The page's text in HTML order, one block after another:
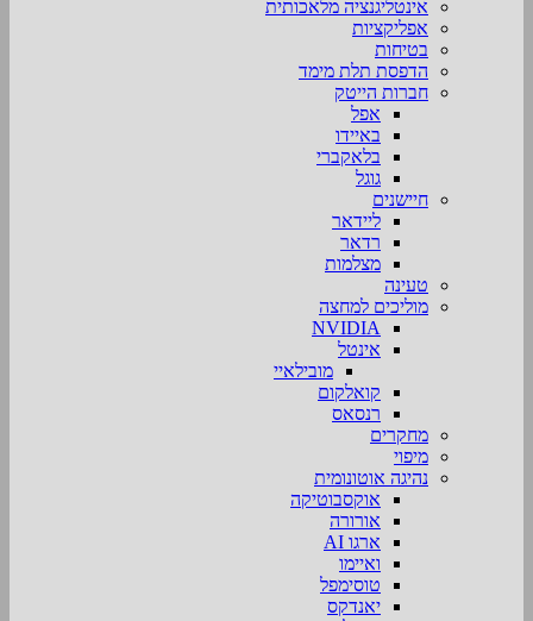
אינטליגנציה מלאכותית
אפליקציות
בטיחות
הדפסת תלת מימד
חברות הייטק
אפל
באיידו
בלאקברי
גוגל
חיישנים
ליידאר
רדאר
מצלמות
טעינה
מוליכים למחצה
NVIDIA
אינטל
מובילאיי
קואלקום
רנסאס
מחקרים
מיפוי
נהיגה אוטונומית
אוקסבוטיקה
אורורה
ארגו AI
ואיימו
טוסימפל
יאנדקס